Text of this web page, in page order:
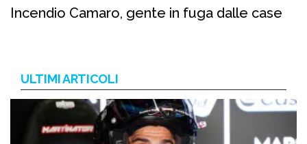
Incendio Camaro, gente in fuga dalle case
ULTIMI ARTICOLI